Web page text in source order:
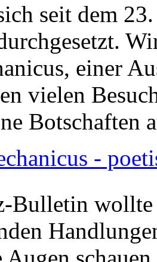
seit dem
einer
vielen
Botschaften
-
Bulletin